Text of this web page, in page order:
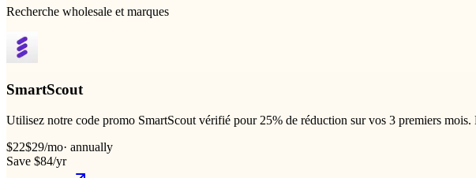
Recherche wholesale et marques
SmartScout
Utilisez notre code promo SmartScout vérifié pour 25% de réduction sur vos 3 premiers
$22$29/mo· annually
Save $84/yr